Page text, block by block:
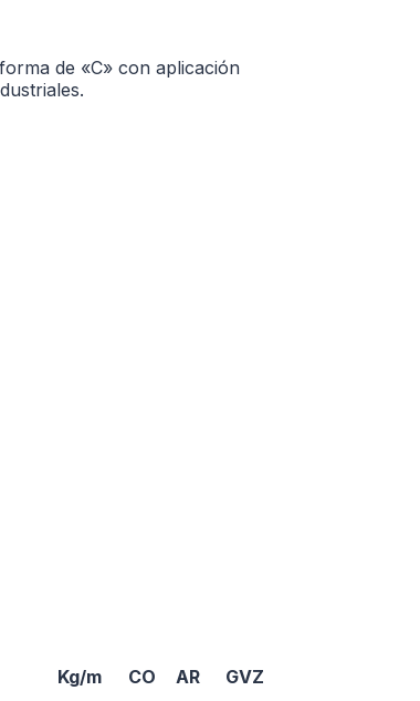
de «C» con aplicación
Kg/m CO AR
GVZ